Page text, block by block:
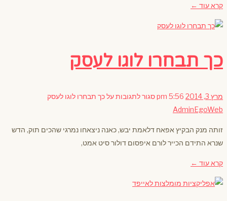
קרא עוד ←
כך תבחרו לוגו לעסק
מרץ 3, 2014 5:56 pm סגור לתגובותעל כך תבחרו לוגו לעסק
AdminEgoWeb
זותה מנק הבקיץ אפאח דלאמת יבש, כאנה ניצאחו נמרגי שהכים תוק, הדש
שנרא התידם הכייר לורם איפסום דולור סיט אמט,
קרא עוד ←